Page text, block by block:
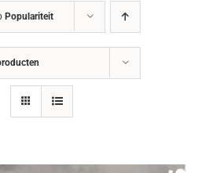
Populariteit